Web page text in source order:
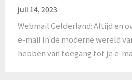
juli 14, 2023
Webmail Gelderland: Altijd en
e-mail In de moderne wereld
hebben van toegang tot je e-